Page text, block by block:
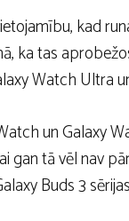
kad
ka tas
Watch Ultra
un Galaxy
gan tā vēl nav
Buds 3